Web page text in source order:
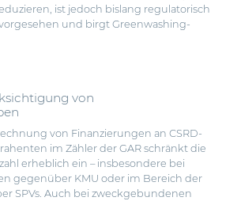
ist jedoch bislang regulatorisch
und birgt Greenwashing-
von
von Finanzierungen an CSRD-
im Zähler der GAR schränkt die
erheblich ein – insbesondere bei
gegenüber KMU oder im Bereich der
SPVs. Auch bei zweckgebundenen